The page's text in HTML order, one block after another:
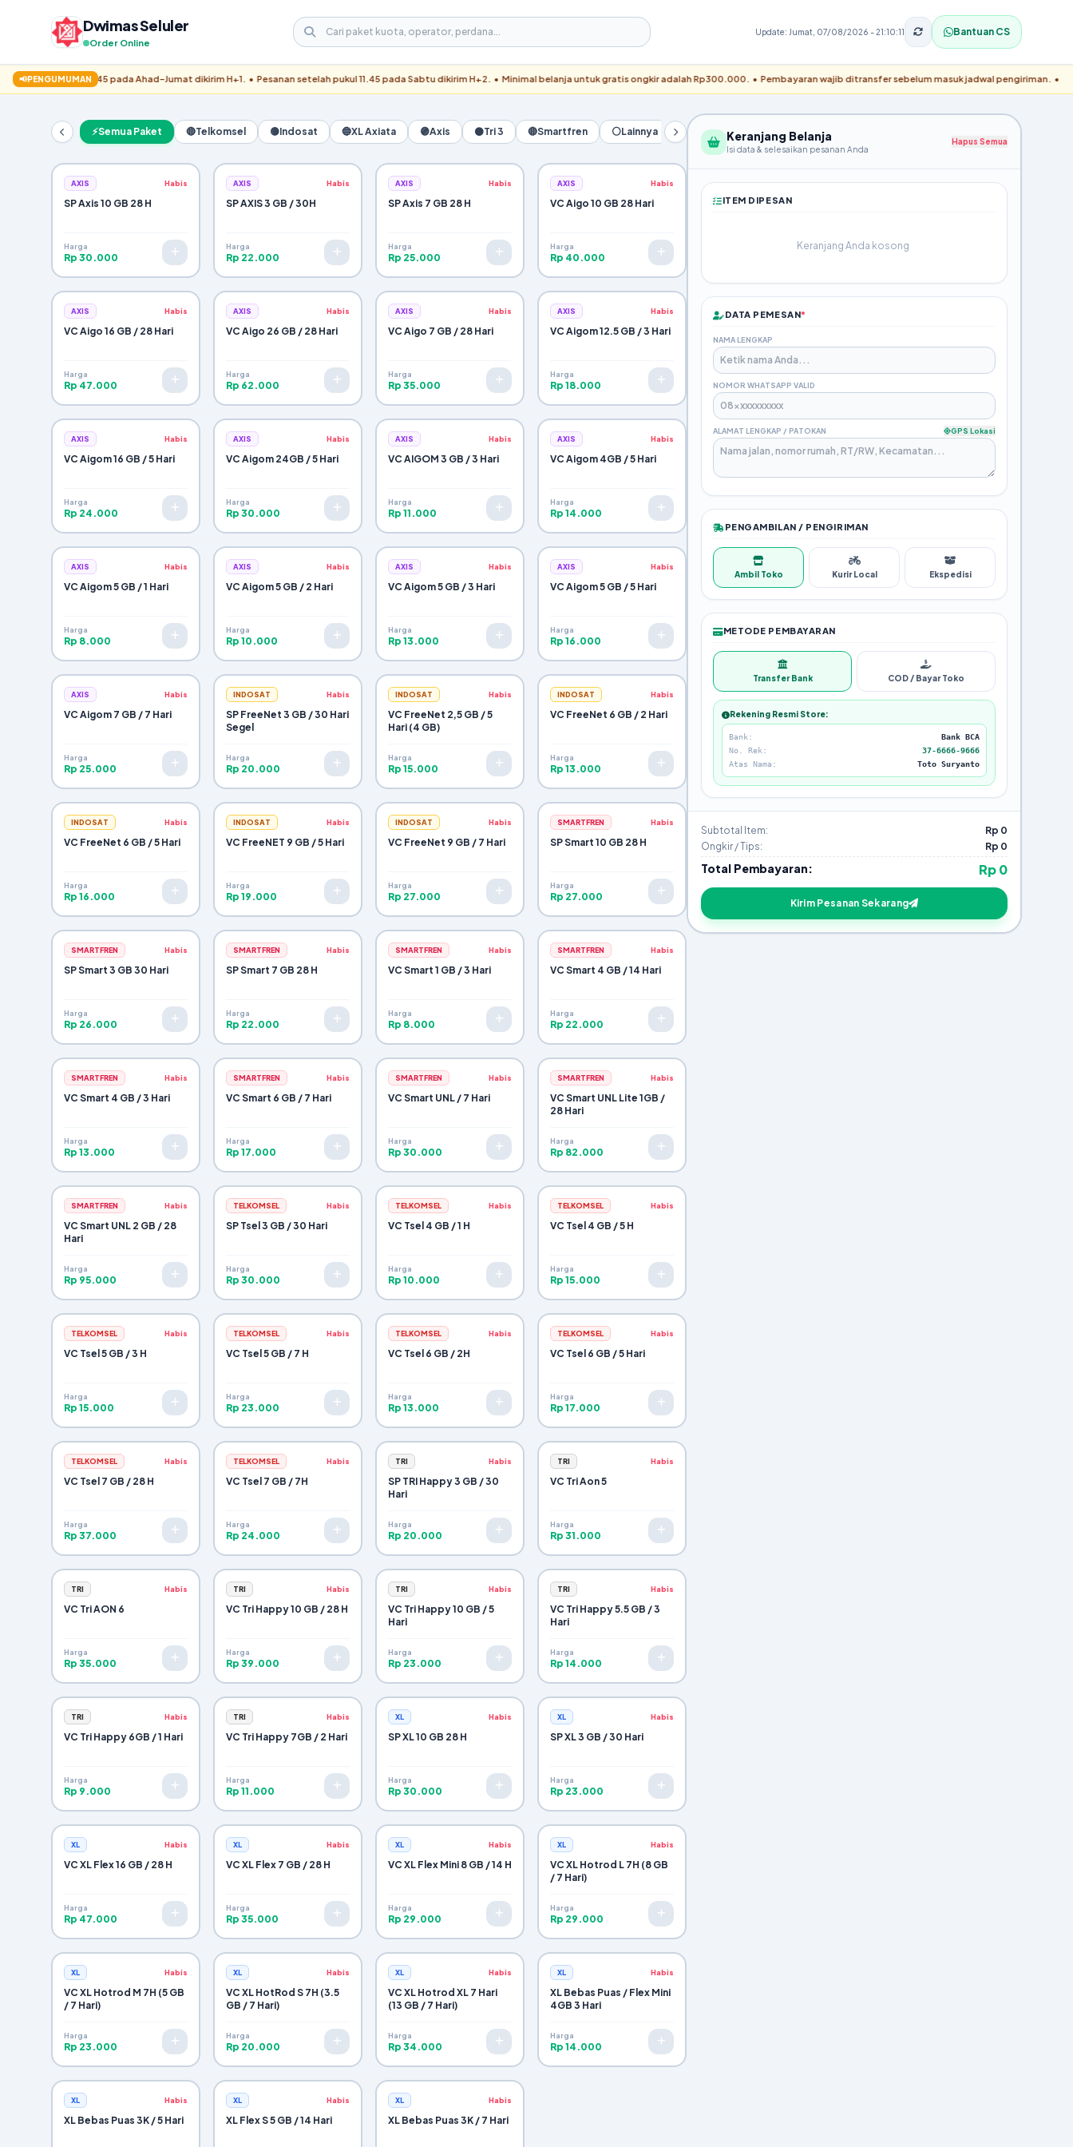
Dwimas Seluler
Order Online
Update: Jumat, 07/08/2026 - 21:10:11 Bantuan CS
📢PENGUMUMAN
pukul 11.45 pada Ahad–Jumat dikirim H+1. • Pesanan setelah pukul 11.45 pada Sabtu dikirim H+2. • Minimal belanja untuk gratis ongkir adalah Rp300.000. • Pembayaran wajib ditransfer sebelum masuk jadwal pengiriman. •
⚡Semua Paket 🔴Telkomsel 🟡Indosat 🔵XL Axiata 🟣Axis ⚫Tri 3 🔴Smartfren ⚪Lainnya
AXIS Habis
SP Axis 10 GB 28 H
Harga
Rp 30.000
AXIS Habis
SP AXIS 3 GB / 30H
Harga
Rp 22.000
AXIS Habis
SP Axis 7 GB 28 H
Harga
Rp 25.000
AXIS Habis
VC Aigo 10 GB 28 Hari
Harga
Rp 40.000
AXIS Habis
VC Aigo 16 GB / 28 Hari
Harga
Rp 47.000
AXIS Habis
VC Aigo 26 GB / 28 Hari
Harga
Rp 62.000
AXIS Habis
VC Aigo 7 GB / 28 Hari
Harga
Rp 35.000
AXIS Habis
VC Aigom 12.5 GB / 3 Hari
Harga
Rp 18.000
AXIS Habis
VC Aigom 16 GB / 5 Hari
Harga
Rp 24.000
AXIS Habis
VC Aigom 24GB / 5 Hari
Harga
Rp 30.000
AXIS Habis
VC AIGOM 3 GB / 3 Hari
Harga
Rp 11.000
AXIS Habis
VC Aigom 4GB / 5 Hari
Harga
Rp 14.000
AXIS Habis
VC Aigom 5 GB / 1 Hari
Harga
Rp 8.000
AXIS Habis
VC Aigom 5 GB / 2 Hari
Harga
Rp 10.000
AXIS Habis
VC Aigom 5 GB / 3 Hari
Harga
Rp 13.000
AXIS Habis
VC Aigom 5 GB / 5 Hari
Harga
Rp 16.000
AXIS Habis
VC Aigom 7 GB / 7 Hari
Harga
Rp 25.000
INDOSAT Habis
SP FreeNet 3 GB / 30 Hari
Segel
Harga
Rp 20.000
INDOSAT Habis
VC FreeNet 2,5 GB / 5
Hari (4 GB)
Harga
Rp 15.000
INDOSAT Habis
VC FreeNet 6 GB / 2 Hari
Harga
Rp 13.000
INDOSAT Habis
VC FreeNet 6 GB / 5 Hari
Harga
Rp 16.000
INDOSAT Habis
VC FreeNET 9 GB / 5 Hari
Harga
Rp 19.000
INDOSAT Habis
VC FreeNet 9 GB / 7 Hari
Harga
Rp 27.000
SMARTFREN Habis
SP Smart 10 GB 28 H
Harga
Rp 27.000
SMARTFREN Habis
SP Smart 3 GB 30 Hari
Harga
Rp 26.000
SMARTFREN Habis
SP Smart 7 GB 28 H
Harga
Rp 22.000
SMARTFREN Habis
VC Smart 1 GB / 3 Hari
Harga
Rp 8.000
SMARTFREN Habis
VC Smart 4 GB / 14 Hari
Harga
Rp 22.000
SMARTFREN Habis
VC Smart 4 GB / 3 Hari
Harga
Rp 13.000
SMARTFREN Habis
VC Smart 6 GB / 7 Hari
Harga
Rp 17.000
SMARTFREN Habis
VC Smart UNL / 7 Hari
Harga
Rp 30.000
SMARTFREN Habis
VC Smart UNL Lite 1GB /
28 Hari
Harga
Rp 82.000
SMARTFREN Habis
VC Smart UNL 2 GB / 28
Hari
Harga
Rp 95.000
TELKOMSEL Habis
SP Tsel 3 GB / 30 Hari
Harga
Rp 30.000
TELKOMSEL Habis
VC Tsel 4 GB / 1 H
Harga
Rp 10.000
TELKOMSEL Habis
VC Tsel 4 GB / 5 H
Harga
Rp 15.000
TELKOMSEL Habis
VC Tsel 5 GB / 3 H
Harga
Rp 15.000
TELKOMSEL Habis
VC Tsel 5 GB / 7 H
Harga
Rp 23.000
TELKOMSEL Habis
VC Tsel 6 GB / 2H
Harga
Rp 13.000
TELKOMSEL Habis
VC Tsel 6 GB / 5 Hari
Harga
Rp 17.000
TELKOMSEL Habis
VC Tsel 7 GB / 28 H
Harga
Rp 37.000
TELKOMSEL Habis
VC Tsel 7 GB / 7H
Harga
Rp 24.000
TRI Habis
SP TRI Happy 3 GB / 30
Hari
Harga
Rp 20.000
TRI Habis
VC Tri Aon 5
Harga
Rp 31.000
TRI Habis
VC Tri AON 6
Harga
Rp 35.000
TRI Habis
VC Tri Happy 10 GB / 28 H
Harga
Rp 39.000
TRI Habis
VC Tri Happy 10 GB / 5
Hari
Harga
Rp 23.000
TRI Habis
VC Tri Happy 5.5 GB / 3
Hari
Harga
Rp 14.000
TRI Habis
VC Tri Happy 6GB / 1 Hari
Harga
Rp 9.000
TRI Habis
VC Tri Happy 7GB / 2 Hari
Harga
Rp 11.000
XL Habis
SP XL 10 GB 28 H
Harga
Rp 30.000
XL Habis
SP XL 3 GB / 30 Hari
Harga
Rp 23.000
XL Habis
VC XL Flex 16 GB / 28 H
Harga
Rp 47.000
XL Habis
VC XL Flex 7 GB / 28 H
Harga
Rp 35.000
XL Habis
VC XL Flex Mini 8 GB / 14 H
Harga
Rp 29.000
XL Habis
VC XL Hotrod L 7H (8 GB
/ 7 Hari)
Harga
Rp 29.000
XL Habis
VC XL Hotrod M 7H (5 GB
/ 7 Hari)
Harga
Rp 23.000
XL Habis
VC XL HotRod S 7H (3.5
GB / 7 Hari)
Harga
Rp 20.000
XL Habis
VC XL Hotrod XL 7 Hari
(13 GB / 7 Hari)
Harga
Rp 34.000
XL Habis
XL Bebas Puas / Flex Mini
4GB 3 Hari
Harga
Rp 14.000
XL Habis
XL Bebas Puas 3K / 5 Hari
XL Habis
XL Flex S 5 GB / 14 Hari
XL Habis
XL Bebas Puas 3K / 7 Hari
Keranjang Belanja
Isi data & selesaikan pesanan Anda
Hapus Semua
ITEM DIPESAN
Keranjang Anda kosong
DATA PEMESAN*
NAMA LENGKAP
NOMOR WHATSAPP VALID
ALAMAT LENGKAP / PATOKAN GPS Lokasi
PENGAMBILAN / PENGIRIMAN
Ambil Toko Kurir Local Ekspedisi
METODE PEMBAYARAN
Transfer Bank COD / Bayar Toko
Rekening Resmi Store:
Bank:
Bank BCA
No. Rek:
37-6666-9666
Atas Nama:
Toto Suryanto
Subtotal Item:
Rp 0
Ongkir / Tips:
Rp 0
Total Pembayaran: Rp 0
Kirim Pesanan Sekarang
Pesanan Berhasil Dikirim!
Pemesan:
WhatsApp:
Metode Bayar:
Pengiriman:
Subtotal Items:
Ongkir / Tips:
Total Tagihan:
Selesai & Tutup